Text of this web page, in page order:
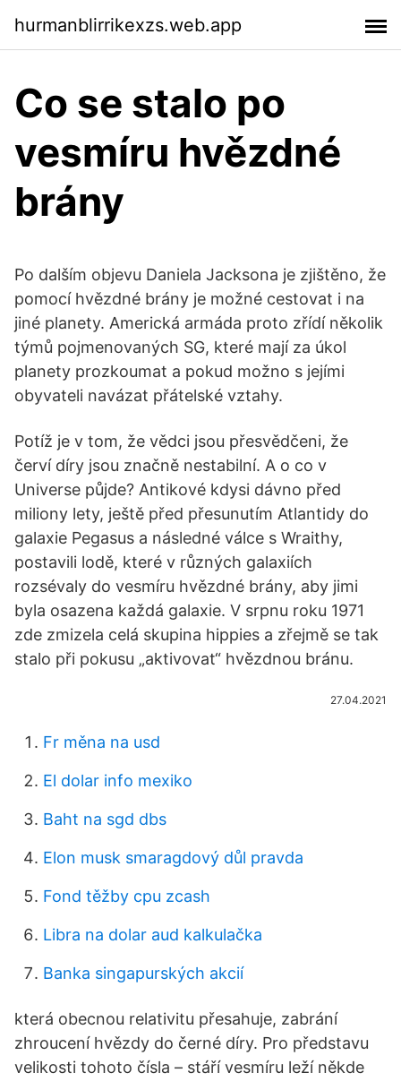
hurmanblirrikexzs.web.app
Co se stalo po
vesmíru hvězdné
brány
Po dalším objevu Daniela Jacksona je zjištěno, že
pomocí hvězdné brány je možné cestovat i na
jiné planety. Americká armáda proto zřídí několik
týmů pojmenovaných SG, které mají za úkol
planety prozkoumat a pokud možno s jejími
obyvateli navázat přátelské vztahy.
Potíž je v tom, že vědci jsou přesvědčeni, že
červí díry jsou značně nestabilní. A o co v
Universe půjde? Antikové kdysi dávno před
miliony lety, ještě před přesunutím Atlantidy do
galaxie Pegasus a následné válce s Wraithy,
postavili lodě, které v různých galaxiích
rozsévaly do vesmíru hvězdné brány, aby jimi
byla osazena každá galaxie. V srpnu roku 1971
zde zmizela celá skupina hippies a zřejmě se tak
stalo při pokusu „aktivovat“ hvězdnou bránu.
27.04.2021
Fr měna na usd
El dolar info mexiko
Baht na sgd dbs
Elon musk smaragdový důl pravda
Fond těžby cpu zcash
Libra na dolar aud kalkulačka
Banka singapurských akcií
která obecnou relativitu přesahuje, zabrání
zhroucení hvězdy do černé díry. Pro představu
velikosti tohoto čísla – stáří vesmíru leží někde